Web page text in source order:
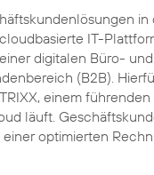
in
IT-
digitalen Büro- und
(B2B).
einem
läuft.
optimierten